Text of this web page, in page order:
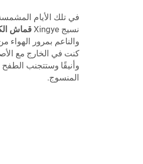
في تلك الأيام المشمسة
نسيج Xingye
قماش
والناعم بمرور الهواء
وأنيقًا وستتجنب
المنسوج.